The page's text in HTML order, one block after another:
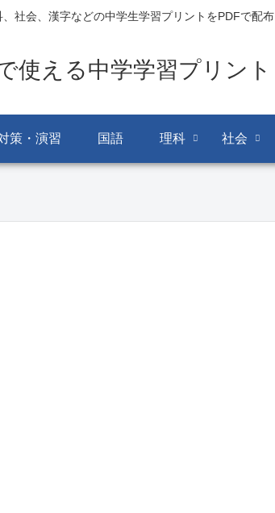
、社会、漢字などの中学生学習プリントをPDFで配布
使える中学学習プリント
策・演習 国語 理科 社会